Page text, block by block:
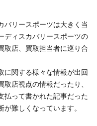
バリースポーツは大きく当
ディスカバリースポーツの
取店、買取担当者に巡り合
に関する様々な情報が出回
店視点の情報だったり、
払って書かれた記事だった
難しくなっています。